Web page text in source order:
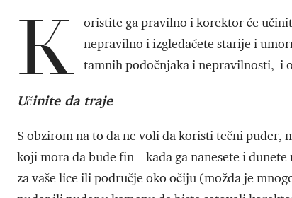
K
oristite ga pravilno i korektor će
nepravilno i izgledaćete starije i
tamnih podočnjaka i nepravilnosti, i
Učinite da traje
S obzirom na to da ne voli da koristi tečni puder,
koji mora da bude fin – kada ga nanesete i
za vaše lice ili područje oko očiju (možda je